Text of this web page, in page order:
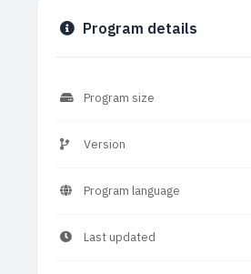
Program details
Program size
Version
Program language
Last updated